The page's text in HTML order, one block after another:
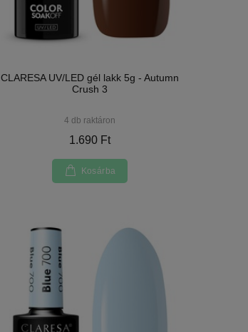
CLARESA UV/LED gél lakk 5g - Autumn
Crush 3
4 db raktáron
1.690 Ft
Kosárba